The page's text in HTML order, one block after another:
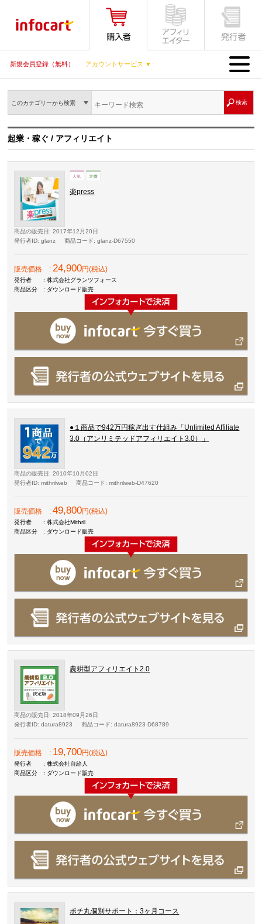
新規会員登録（無料） アカウントサービス ▼ MENU
このカテゴリーから検索
起業・稼ぐ / アフィリエイト
楽press
商品の販売日 : 2017年12月20日
発行者ID: glanz 商品コード: glanz-D67550
販売価格 :24,900円(税込)
発行者
: 株式会社グランツフォース
商品区分
: ダウンロード販売
●１商品で942万円稼ぎ出す仕組み「Unlimited Affiliate
3.0（アンリミテッドアフィリエイト3.0）」
商品の販売日 : 2010年10月02日
発行者ID: mithrilweb 商品コード: mithrilweb-D47620
販売価格 :49,800円(税込)
発行者
: 株式会社Mithril
商品区分
: ダウンロード販売
農耕型アフィリエイト2.0
商品の販売日 : 2018年09月26日
発行者ID: datura8923 商品コード: datura8923-D68789
販売価格 : 19,700円(税込)
発行者
: 株式会社自給人
商品区分
: ダウンロード販売
ポチ丸個別サポート：3ヶ月コース